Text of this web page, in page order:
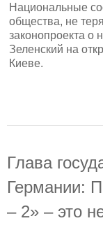
Национальные
общества, не
законопроекта о
Зеленский на
Киеве.
Глава
Германии:
– 2» – это